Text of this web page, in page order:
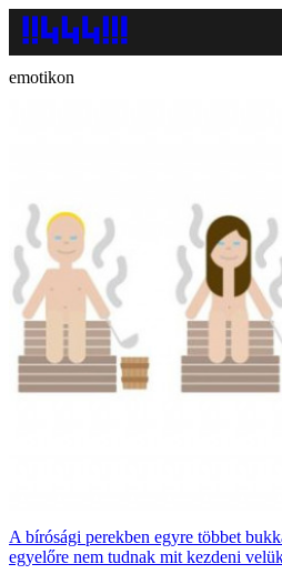
emotikon
A bírósági perekben egyre többet
egyelőre nem tudnak mit kezdeni